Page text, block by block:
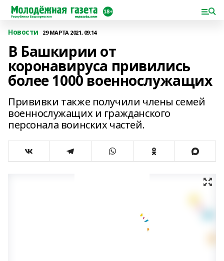
Новости 29 МАРТА 2021, 09:14
В Башкирии от
коронавируса привились
более 1000 военнослужащих
Прививки также получили члены семей
военнослужащих и гражданского
персонала воинских частей.